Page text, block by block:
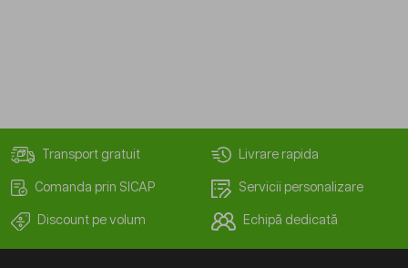
Transport gratuit Livrare rapida
Comanda prin SICAP Servicii personalizare
Discount pe volum Echipă dedicată